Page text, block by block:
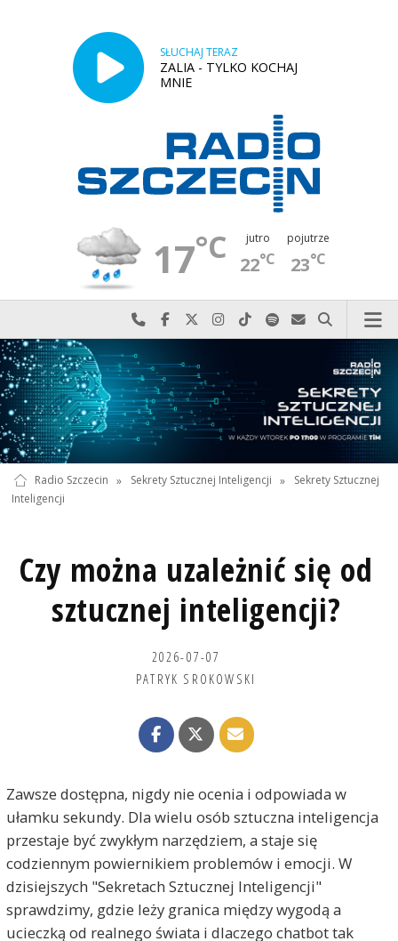
SŁUCHAJ TERAZ
ZALIA - TYLKO KOCHAJ
MNIE
17°C jutro
22°C
pojutrze
23°C
Najlepiej po prostu do nas zadzwoń
Odwiedź nas na Facebook-u
Odwiedź nas na X
Odwiedź nas na Instagram-ie
Odwiedź nas na TikTok-u
Szukaj nas na Spotify
Wyślij do nas
Szukaj
Radio Szczecin » Sekrety Sztucznej Inteligencji »
Sekrety Sztucznej
Inteligencji
Czy można uzależnić się od
sztucznej inteligencji?
2026-07-07
PATRYK SROKOWSKI
Zawsze dostępna, nigdy nie ocenia i odpowiada w
ułamku sekundy. Dla wielu osób sztuczna inteligencja
przestaje być zwykłym narzędziem, a staje się
codziennym powiernikiem problemów i emocji. W
dzisiejszych "Sekretach Sztucznej Inteligencji"
sprawdzimy, gdzie leży granica między wygodą a
ucieczką od realnego świata i dlaczego chatbot tak